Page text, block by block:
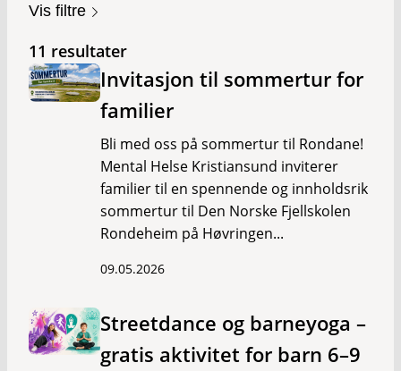
Vis filtre
11 resultater
Invitasjon til sommertur for
familier
Bli med oss på sommertur til Rondane!
Mental Helse Kristiansund inviterer
familier til en spennende og innholdsrik
sommertur til Den Norske Fjellskolen
Rondeheim på Høvringen...
09.05.2026
Streetdance og barneyoga –
gratis aktivitet for barn 6–9